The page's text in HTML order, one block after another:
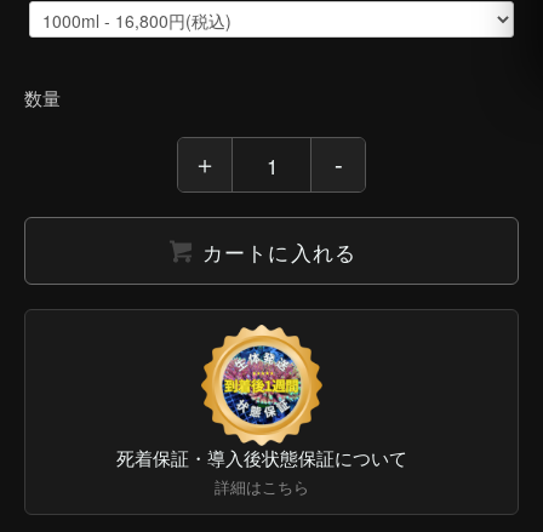
数量
カートに入れる
死着保証・導入後状態保証について
詳細はこちら